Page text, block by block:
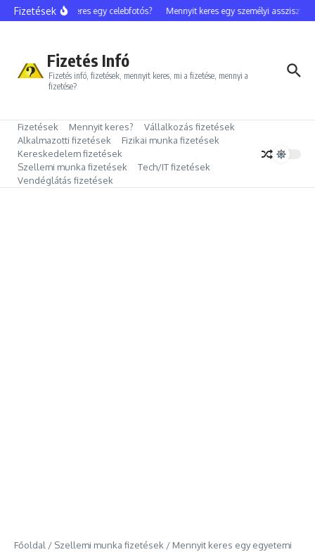
Ugrás a tartalomhoz
Fizetések
Mennyit keres egy celebfotós? Mennyit keres egy személyi asszisztens?
Fizetés Infó
Fizetés infó, fizetések, mennyit keres, mi a fizetése, mennyi a
fizetése?
Fizetések Mennyit keres?
Vállalkozás fizetések
Alkalmazotti fizetések
Fizikai munka fizetések
Kereskedelem fizetések
Szellemi munka fizetések
Tech/IT fizetések
Vendéglátás fizetések
Főoldal / Szellemi munka fizetések / Mennyit keres egy egyetemi